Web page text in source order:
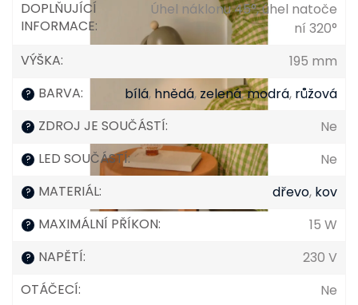
DOPLŇUJÍCÍ
INFORMACE:
Úhel náklonu 45°, úhel natoče
ní 320°
VÝŠKA: 195 mm
? BARVA: bílá, hnědá, zelená,modrá, růžová
? ZDROJ JE SOUČÁSTÍ: Ne
? LED SOUČÁSTÍ: Ne
? MATERIÁL: dřevo, kov
? MAXIMÁLNÍ PŘÍKON: 15 W
? NAPĚTÍ:
230 V
OTÁČECÍ: Ne